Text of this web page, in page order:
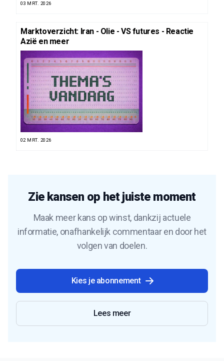
03 MRT. 2026
Marktoverzicht: Iran - Olie - VS futures - Reactie
Azië en meer
02 MRT. 2026
Zie kansen op het juiste moment
Maak meer kans op winst, dankzij actuele
informatie, onafhankelijk commentaar en door het
volgen van doelen.
Kies je abonnement
Lees meer